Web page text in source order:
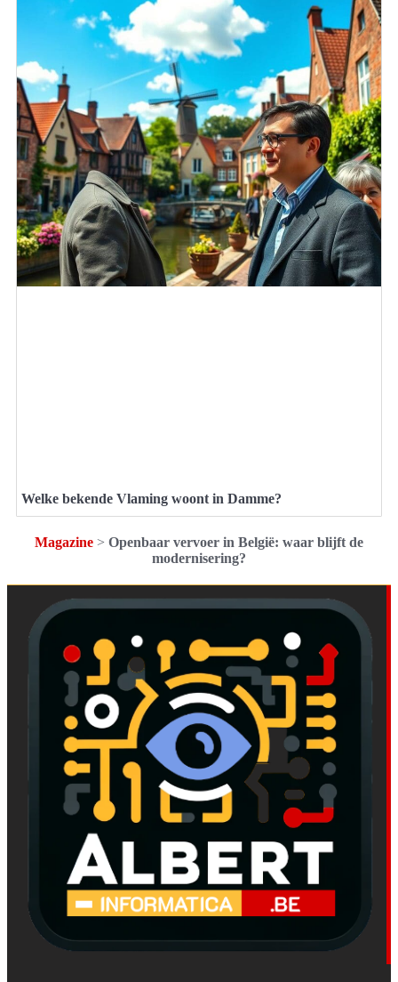
Welke bekende Vlaming woont in Damme?
Magazine > Openbaar vervoer in België: waar blijft de
modernisering?